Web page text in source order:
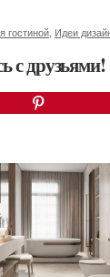
гостиной Идеи
с друзьями!